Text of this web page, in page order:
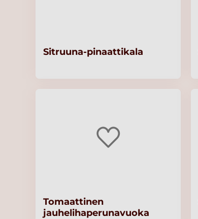
Sitruuna-pinaattikala
Tomaattinen
jauhelihaperunavuoka